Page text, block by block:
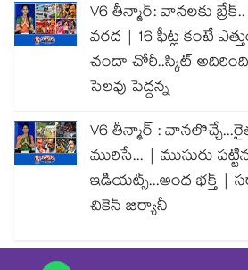
V6 తీన్మార్: వానలకు బ్రేక్..
వరద | 16 ఫీట్ల కంటే
చందా చోరీ..స్కిట్
సెలవు పెద్దన్న
V6 తీన్మార్ :
మురిసే... | ముసురు
ఇడియట్స్...అంధ భక్త్ |
చికెన్ బిర్యానీ